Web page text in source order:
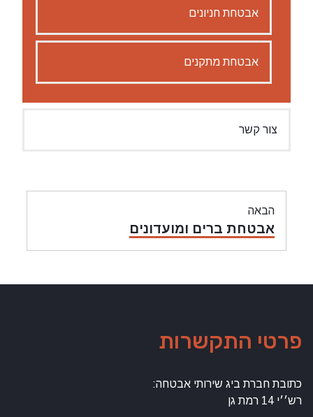
אבטחת חניונים
אבטחת מתקנים
צור קשר
ניווט
הבאה
מאמר
אבטחת ברים ומועדונים
פרטי התקשרות
כתובת חברת ביג שירותי אבטחה:
רש׳׳י 14 רמת גן